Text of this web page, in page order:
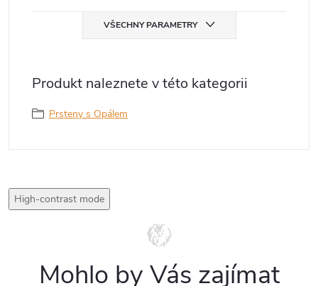
VŠECHNY PARAMETRY
Produkt naleznete v této kategorii
Prsteny s Opálem
High-contrast mode
Mohlo by Vás zajímat